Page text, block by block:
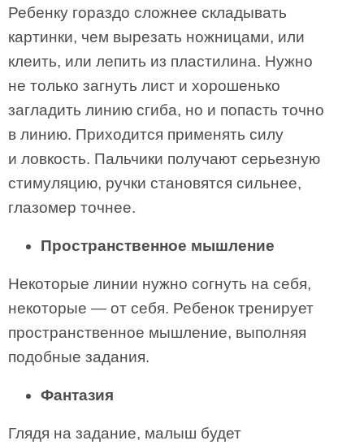
Ребенку гораздо сложнее складывать
картинки, чем вырезать ножницами, или
клеить, или лепить из пластилина. Нужно
не только загнуть лист и хорошенько
загладить линию сгиба, но и попасть точно
в линию. Приходится применять силу
и ловкость. Пальчики получают серьезную
стимуляцию, ручки становятся сильнее,
глазомер точнее.
Пространственное мышление
Некоторые линии нужно согнуть на себя,
некоторые — от себя. Ребенок тренирует
пространственное мышление, выполняя
подобные задания.
Фантазия
Глядя на задание, малыш будет